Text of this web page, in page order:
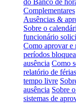
Complementares
Ausências &
Sobre o
funcionário
Como aprovar e
períodos
ausência Como
relatório de
tempo livre
ausência Sobre
sistemas de